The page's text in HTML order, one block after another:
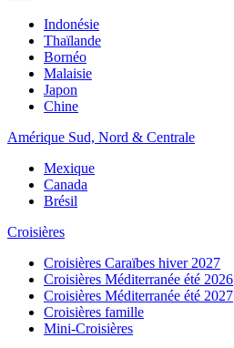
Indonésie
Thaïlande
Bornéo
Malaisie
Japon
Chine
Amérique Sud, Nord & Centrale
Mexique
Canada
Brésil
Croisières
Croisières Caraïbes hiver 2027
Croisières Méditerranée été 2026
Croisières Méditerranée été 2027
Croisières famille
Mini-Croisières